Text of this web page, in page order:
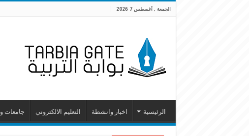
الجمعة , أغسطس 7 2026
الرئيسية اخبار وانشطة التعليم الالكتروني جامعات